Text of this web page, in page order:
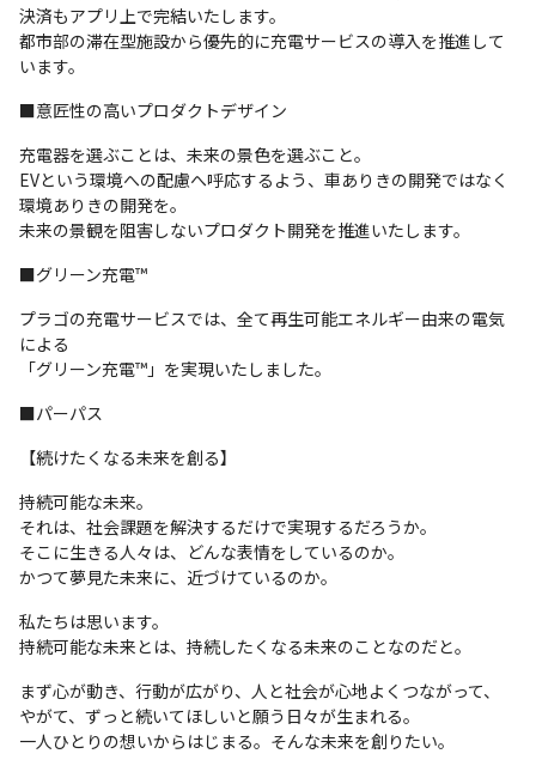
決済もアプリ上で完結いたします。
都市部の滞在型施設から優先的に充電サービスの導入を推進して
います。
■意匠性の高いプロダクトデザイン
充電器を選ぶことは、未来の景色を選ぶこと。
EVという環境への配慮へ呼応するよう、車ありきの開発ではなく
環境ありきの開発を。
未来の景観を阻害しないプロダクト開発を推進いたします。
■グリーン充電™
プラゴの充電サービスでは、全て再生可能エネルギー由来の電気
による
「グリーン充電™」を実現いたしました。
■パーパス
【続けたくなる未来を創る】
持続可能な未来。
それは、社会課題を解決するだけで実現するだろうか。
そこに生きる人々は、どんな表情をしているのか。
かつて夢見た未来に、近づけているのか。
私たちは思います。
持続可能な未来とは、持続したくなる未来のことなのだと。
まず心が動き、行動が広がり、人と社会が心地よくつながって、
やがて、ずっと続いてほしいと願う日々が生まれる。
一人ひとりの想いからはじまる。そんな未来を創りたい。